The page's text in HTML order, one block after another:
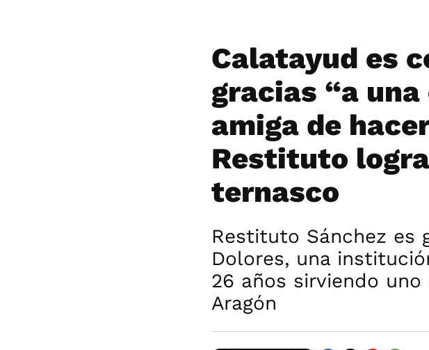
Calatayud es
gracias “a
amiga de
Restituto
ternasco
Restituto Sánchez es
Dolores, una
26 años sirviendo
Aragón